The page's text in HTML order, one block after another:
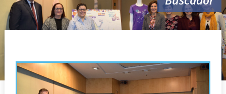
▼
Valencia en deporte ▼
Reservas
10k femenina